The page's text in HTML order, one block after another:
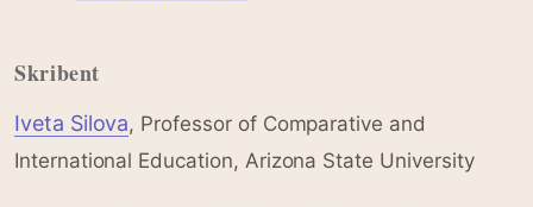
Skribent
Iveta Silova, Professor of Comparative and
International Education, Arizona State University